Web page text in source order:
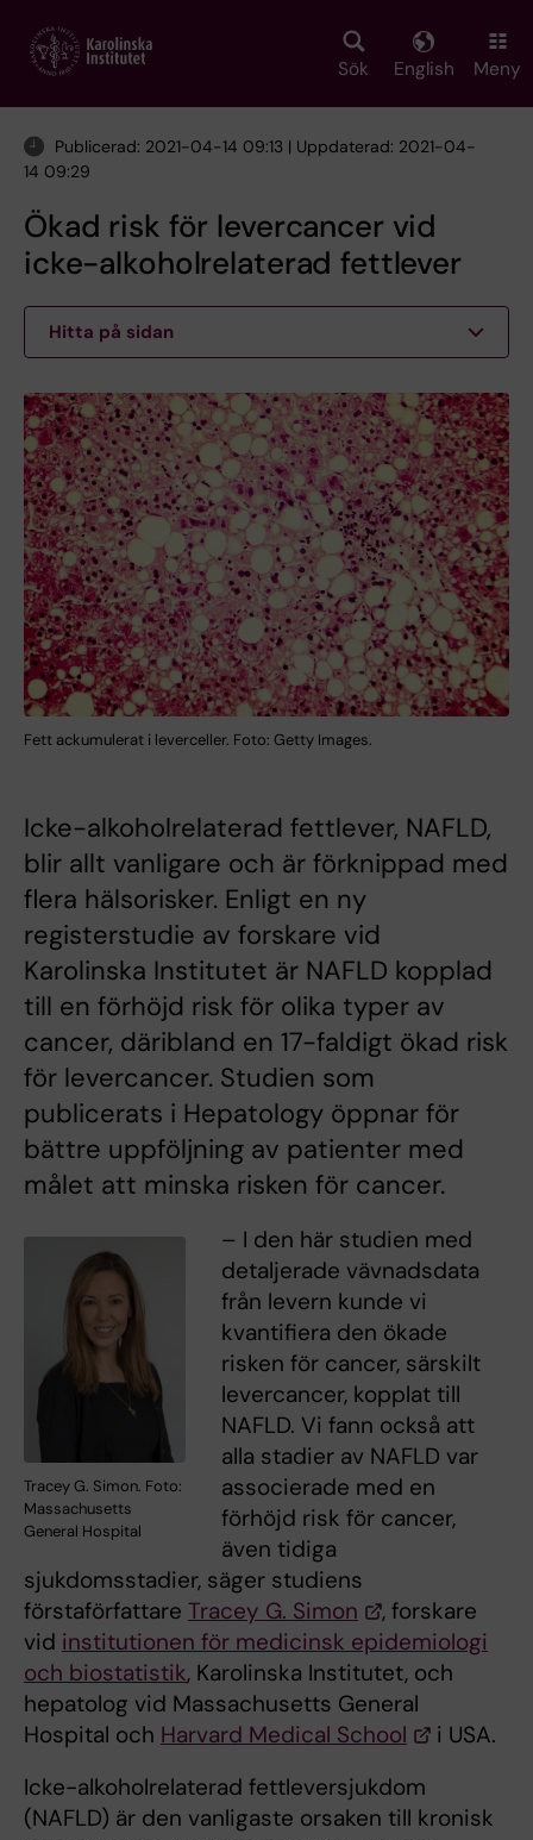
main
Sök English Meny
Publicerad: 2021-04-14 09:13 | Uppdaterad: 2021-04-
14 09:29
Ökad risk för levercancer vid
icke-alkoholrelaterad fettlever
Hitta på sidan
Fett ackumulerat i leverceller. Foto: Getty Images.
Icke-alkoholrelaterad fettlever, NAFLD,
blir allt vanligare och är förknippad med
flera hälsorisker. Enligt en ny
registerstudie av forskare vid
Karolinska Institutet är NAFLD kopplad
till en förhöjd risk för olika typer av
cancer, däribland en 17-faldigt ökad risk
för levercancer. Studien som
publicerats i Hepatology öppnar för
bättre uppföljning av patienter med
målet att minska risken för cancer.
Tracey G. Simon. Foto:
Massachusetts
General Hospital
– I den här studien med
detaljerade vävnadsdata
från levern kunde vi
kvantifiera den ökade
risken för cancer, särskilt
levercancer, kopplat till
NAFLD. Vi fann också att
alla stadier av NAFLD var
associerade med en
förhöjd risk för cancer,
även tidiga
sjukdomsstadier, säger studiens
förstaförfattare Tracey G. Simon
, forskare
vid institutionen för medicinsk epidemiologi
och biostatistik, Karolinska Institutet, och
hepatolog vid Massachusetts General
Hospital och Harvard Medical School
i USA.
Icke-alkoholrelaterad fettleversjukdom
(NAFLD) är den vanligaste orsaken till kronisk